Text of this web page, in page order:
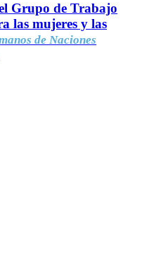
Grupo de Trabajo
las mujeres y las
de Naciones